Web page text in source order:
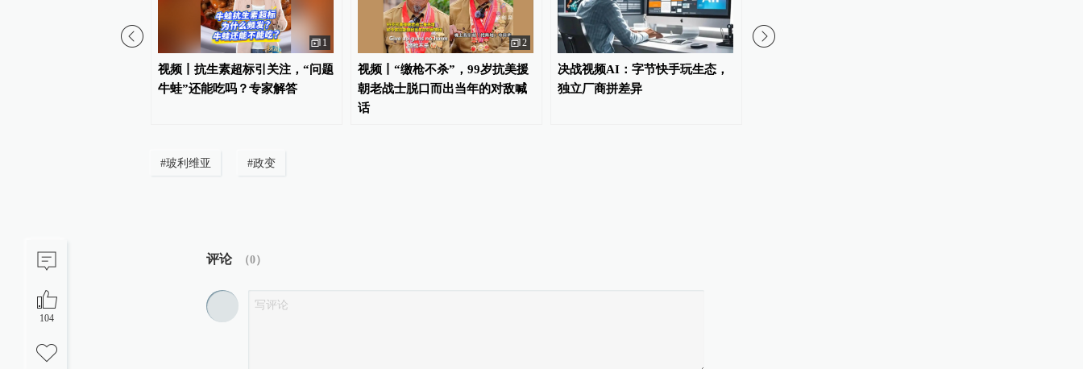
104
1
视频丨抗生素超标引关注，“问题
牛蛙”还能吃吗？专家解答
2
视频丨“缴枪不杀”，99岁抗美援
朝老战士脱口而出当年的对敌喊
话
决战视频AI：字节快手玩生态，
独立厂商拼差异
#玻利维亚 #政变
评论 （0）